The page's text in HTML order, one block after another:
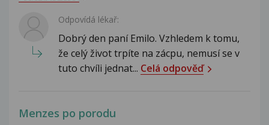
Odpovídá lékař:
Dobrý den paní Emilo. Vzhledem k tomu,
že celý život trpíte na zácpu, nemusí se v
tuto chvíli jednat... Celá odpověď
Menzes po porodu